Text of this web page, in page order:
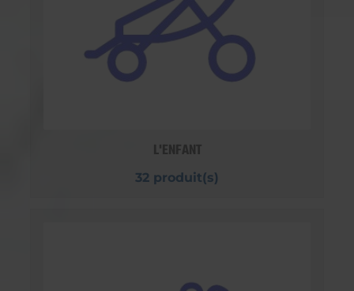
L'ENFANT
32 produit(s)